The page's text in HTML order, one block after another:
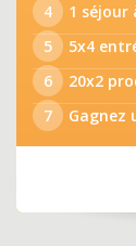
4
1 séjour
5
5x4
6
20x2
7
Gagnez